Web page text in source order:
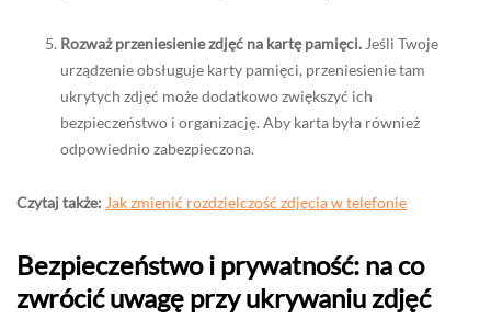
Rozważ przeniesienie zdjęć na kartę pamięci. Jeśli Twoje
urządzenie obsługuje karty pamięci, przeniesienie tam
ukrytych zdjęć może dodatkowo zwiększyć ich
bezpieczeństwo i organizację. Aby karta była również
odpowiednio zabezpieczona.
Czytaj także: Jak zmienić rozdzielczość zdjęcia w telefonie
Bezpieczeństwo i prywatność: na co
zwrócić uwagę przy ukrywaniu zdjęć